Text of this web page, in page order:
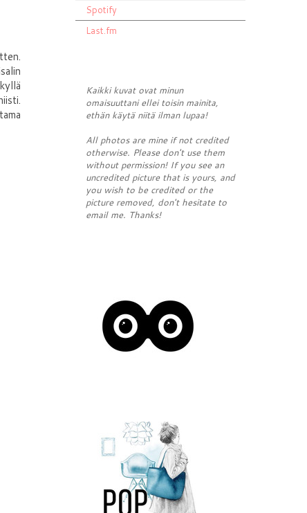
Spotify
Last.fm
Kaikki kuvat ovat minun
omaisuuttani ellei toisin mainita,
ethän käytä niitä ilman lupaa!
All photos are mine if not credited
otherwise. Please don't use them
without permission! If you see an
uncredited picture that is yours, and
you wish to be credited or the
picture removed, don't hesitate to
email me. Thanks!